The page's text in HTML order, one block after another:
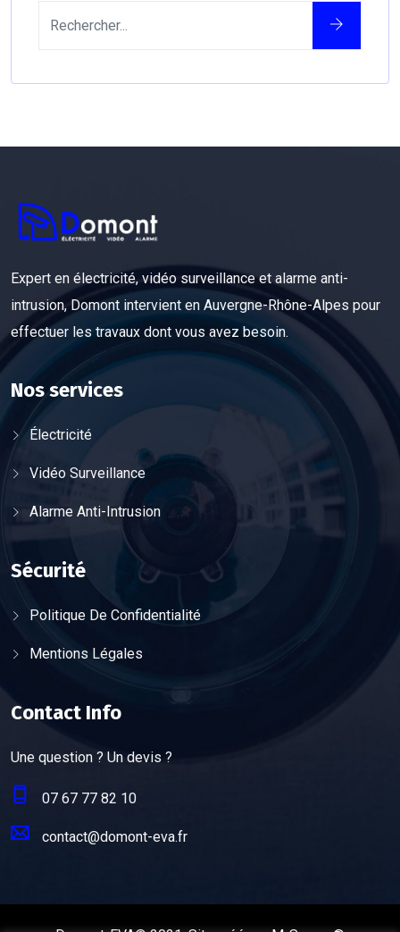
Expert en électricité, vidéo surveillance et alarme anti-
intrusion, Domont intervient en Auvergne-Rhône-Alpes pour
effectuer les travaux dont vous avez besoin.
Nos services
Électricité
Vidéo Surveillance
Alarme Anti-Intrusion
Sécurité
Politique De Confidentialité
Mentions Légales
Contact Info
Une question ? Un devis ?
07 67 77 82 10
contact@domont-eva.fr